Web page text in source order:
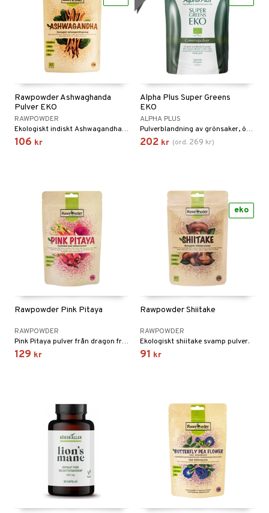
Rawpowder Ashwaghanda
Pulver EKO
RAWPOWDER
Ekologiskt indiskt Ashwagandha (Withania somnifera) pulver från rot.
106 kr
Alpha Plus Super Greens
EKO
ALPHA PLUS
Pulverblandning av grönsaker, örter, bär och alger som ger en härligt naturlig intensiv grön färg till din dryck.
202 kr (ord. 269 kr)
Rawpowder Pink Pitaya
RAWPOWDER
Pink Pitaya pulver från dragon fruit.
129 kr
Rawpowder Shiitake
RAWPOWDER
Ekologiskt shiitake svamp pulver.
91 kr
eko